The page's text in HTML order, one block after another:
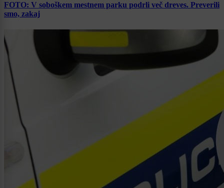
FOTO: V soboškem mestnem parku podrli več dreves. Preverili
smo, zakaj